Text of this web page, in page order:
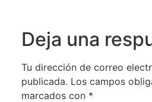
Deja una
Tu dirección de correo
publicada. Los campos
marcados con *